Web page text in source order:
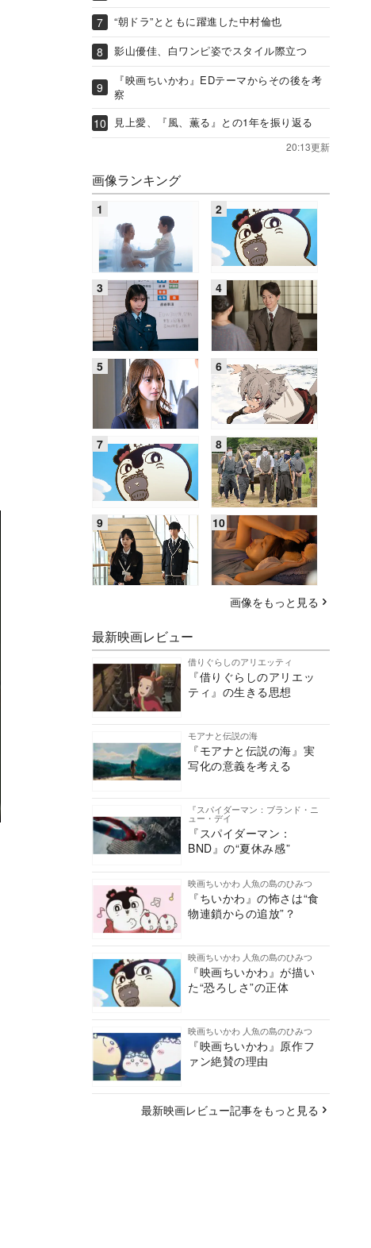
“朝ドラ”とともに躍進した中村倫也
影山優佳、白ワンピ姿でスタイル際立つ
『映画ちいかわ』EDテーマからその後を考
察
見上愛、『風、薫る』との1年を振り返る
20:13更新
画像ランキング
画像をもっと見る
最新映画レビュー
借りぐらしのアリエッティ
『借りぐらしのアリエッ
ティ』の生きる思想
モアナと伝説の海
『モアナと伝説の海』実
写化の意義を考える
『スパイダーマン：ブランド・ニ
ュー・デイ
『スパイダーマン：
BND』の“夏休み感”
映画ちいかわ 人魚の島のひみつ
『ちいかわ』の怖さは“食
物連鎖からの追放”？
映画ちいかわ 人魚の島のひみつ
『映画ちいかわ』が描い
た“恐ろしさ”の正体
映画ちいかわ 人魚の島のひみつ
『映画ちいかわ』原作フ
ァン絶賛の理由
最新映画レビュー記事をもっと見る